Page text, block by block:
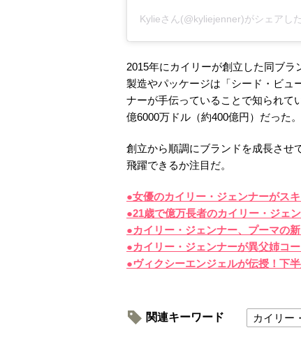
Kylieさん(@kyliejenner)がシェアし
2015年にカイリーが創立した同ブラ
製造やパッケージは「シード・ビュ
ナーが手伝っていることで知られて
億6000万ドル（約400億円）だった。
創立から順調にブランドを成長させ
飛躍できるか注目だ。
●女優のカイリー・ジェンナーがス
●21歳で億万長者のカイリー・ジェ
●カイリー・ジェンナー、プーマの
●カイリー・ジェンナーが異父姉コ
●ヴィクシーエンジェルが伝授！下
関連キーワード カイリー